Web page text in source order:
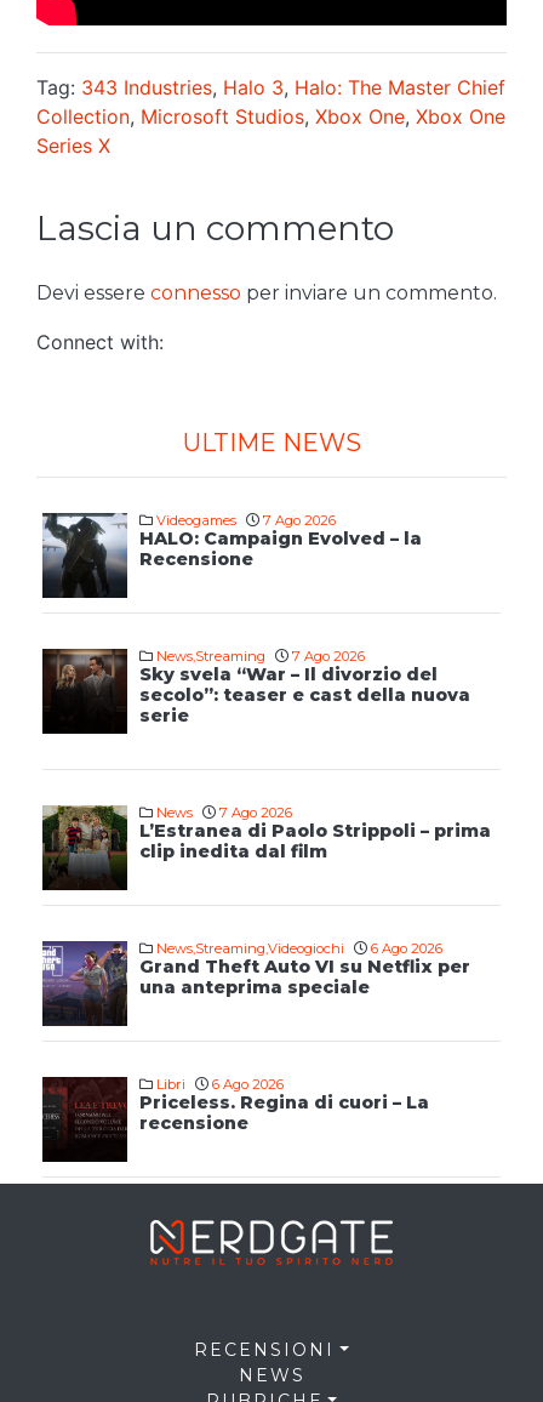
Tag: 343 Industries, Halo 3, Halo: The Master Chief
Collection, Microsoft Studios, Xbox One, Xbox One
Series X
Lascia un commento
Devi essere connesso per inviare un commento.
Connect with:
ULTIME NEWS
Videogames 7 Ago 2026
HALO: Campaign Evolved – la
Recensione
News,Streaming 7 Ago 2026
Sky svela “War – Il divorzio del
secolo”: teaser e cast della nuova
serie
News 7 Ago 2026
L’Estranea di Paolo Strippoli – prima
clip inedita dal film
News,Streaming,Videogiochi 6 Ago 2026
Grand Theft Auto VI su Netflix per
una anteprima speciale
Libri 6 Ago 2026
Priceless. Regina di cuori – La
recensione
RECENSIONI
NEWS